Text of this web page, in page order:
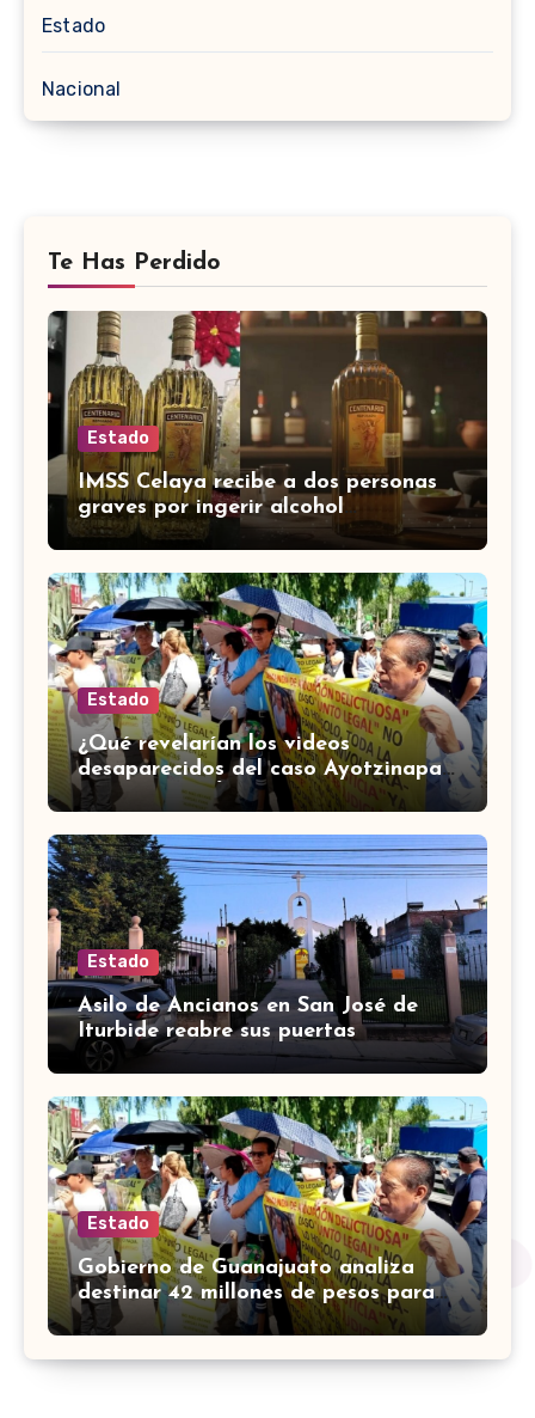
Estado
Nacional
Te Has Perdido
Estado
IMSS Celaya recibe a dos personas
graves por ingerir alcohol
adulterado
Estado
¿Qué revelarían los videos
desaparecidos del caso Ayotzinapa?
Esto explicó Ángela Buitrago
Estado
Asilo de Ancianos en San José de
Iturbide reabre sus puertas
Estado
Gobierno de Guanajuato analiza
destinar 42 millones de pesos para
víctimas de Punto Legal